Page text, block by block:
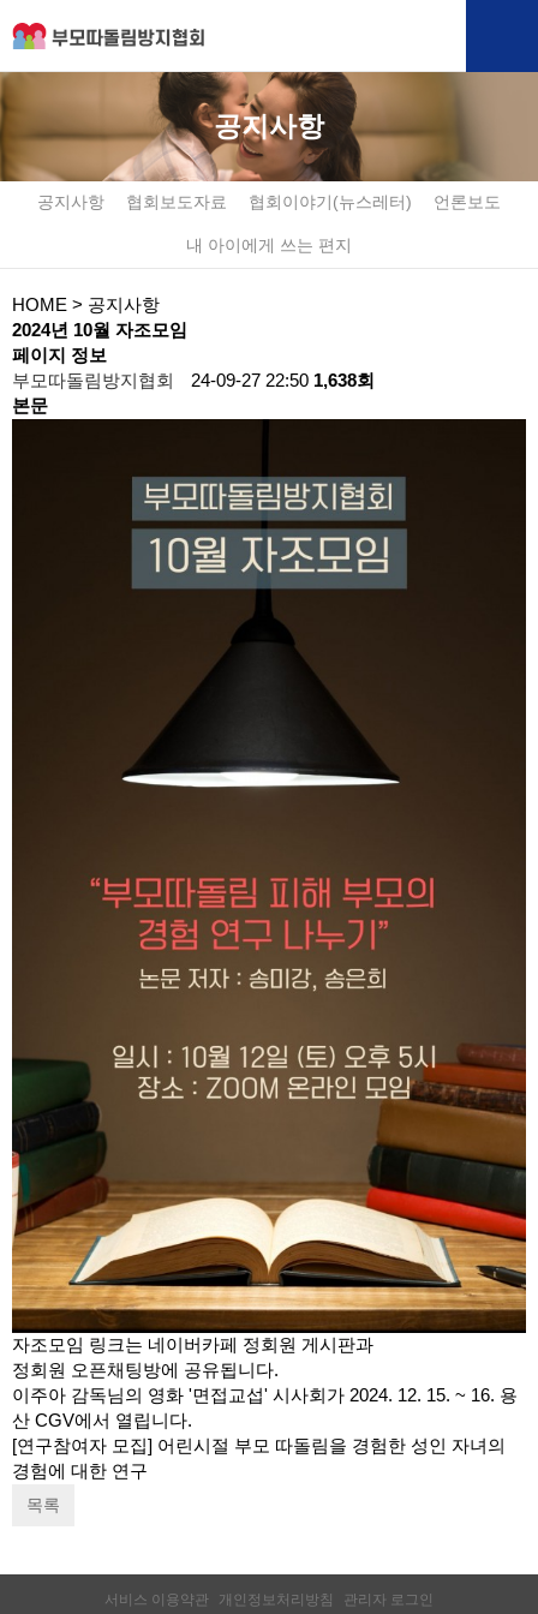
공지사항
공지사항 협회보도자료 협회이야기(뉴스레터) 언론보도
내 아이에게 쓰는 편지
HOME > 공지사항
2024년 10월 자조모임
페이지 정보
부모따돌림방지협회
24-09-27 22:50 1,638회
본문
자조모임 링크는 네이버카페 정회원 게시판과
정회원 오픈채팅방에 공유됩니다.
이주아 감독님의 영화 '면접교섭' 시사회가 2024. 12. 15. ~ 16. 용
산 CGV에서 열립니다.
[연구참여자 모집] 어린시절 부모 따돌림을 경험한 성인 자녀의
경험에 대한 연구
목록
서비스 이용약관 개인정보처리방침 관리자 로그인